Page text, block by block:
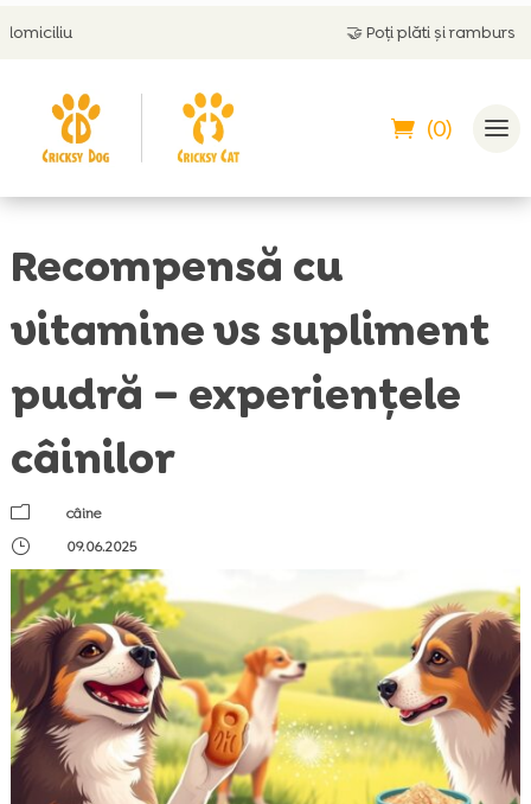
Poți plăti și ramburs
(0)
Recompensă cu
vitamine vs supliment
pudră – experiențele
câinilor
m
câine
}
09.06.2025